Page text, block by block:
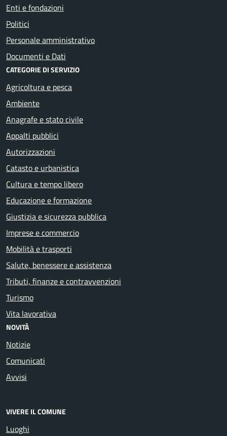
Enti e fondazioni
Politici
Personale amministrativo
Documenti e Dati
CATEGORIE DI SERVIZIO
Agricoltura e pesca
Ambiente
Anagrafe e stato civile
Appalti pubblici
Autorizzazioni
Catasto e urbanistica
Cultura e tempo libero
Educazione e formazione
Giustizia e sicurezza pubblica
Imprese e commercio
Mobilità e trasporti
Salute, benessere e assistenza
Tributi, finanze e contravvenzioni
Turismo
Vita lavorativa
NOVITÀ
Notizie
Comunicati
Avvisi
VIVERE IL COMUNE
Luoghi